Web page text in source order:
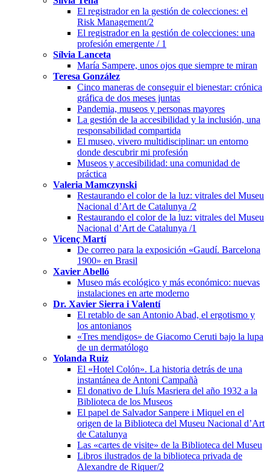
El registrador en la gestión de colecciones: el
Risk Management/2
El registrador en la gestión de colecciones: una
profesión emergente / 1
Sílvia Lanceta
María Sampere, unos ojos que siempre te miran
Teresa González
Cinco maneras de conseguir el bienestar: crónica
gráfica de dos meses juntas
Pandemia, museos y personas mayores
La gestión de la accesibilidad y la inclusión, una
responsabilidad compartida
El museo, vivero multidisciplinar: un entorno
donde descubrir mi profesión
Museos y accesibilidad: una comunidad de
práctica
Valeria Mamczynski
Restaurando el color de la luz: vitrales del Museu
Nacional d’Art de Catalunya /2
Restaurando el color de la luz: vitrales del Museu
Nacional d’Art de Catalunya /1
Vicenç Martí
De correo para la exposición «Gaudí. Barcelona
1900» en Brasil
Xavier Abelló
Museo más ecológico y más económico: nuevas
instalaciones en arte moderno
Dr. Xavier Sierra i Valentí
El retablo de san Antonio Abad, el ergotismo y
los antonianos
«Tres mendigos» de Giacomo Ceruti bajo la lupa
de un dermatólogo
Yolanda Ruiz
El «Hotel Colón». La historia detrás de una
instantánea de Antoni Campañà
El donativo de Lluís Masriera del año 1932 a la
Biblioteca de los Museos
El papel de Salvador Sanpere i Miquel en el
origen de la Biblioteca del Museu Nacional d’Art
de Catalunya
Las «cartes de visite» de la Biblioteca del Museu
Libros ilustrados de la biblioteca privada de
Alexandre de Riquer/2